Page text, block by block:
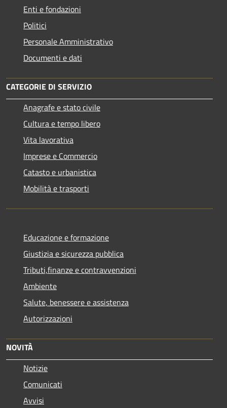
Enti e fondazioni
Politici
Personale Amministrativo
Documenti e dati
CATEGORIE DI SERVIZIO
Anagrafe e stato civile
Cultura e tempo libero
Vita lavorativa
Imprese e Commercio
Catasto e urbanistica
Mobilità e trasporti
Educazione e formazione
Giustizia e sicurezza pubblica
Tributi,finanze e contravvenzioni
Ambiente
Salute, benessere e assistenza
Autorizzazioni
NOVITÀ
Notizie
Comunicati
Avvisi